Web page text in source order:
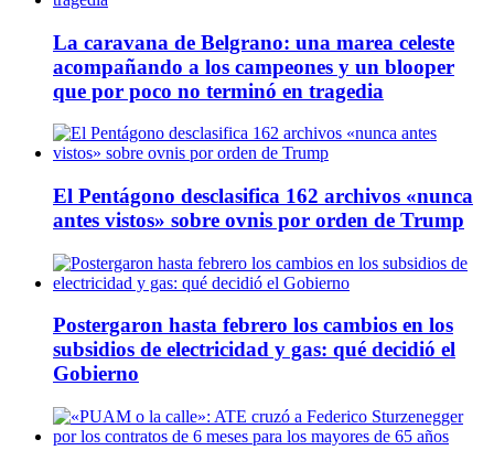
La caravana de Belgrano: una marea celeste
acompañando a los campeones y un blooper
que por poco no terminó en tragedia
El Pentágono desclasifica 162 archivos «nunca
antes vistos» sobre ovnis por orden de Trump
Postergaron hasta febrero los cambios en los
subsidios de electricidad y gas: qué decidió el
Gobierno